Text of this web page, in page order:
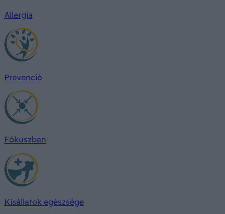
Allergia
Prevenció
Fókuszban
Kisállatok egészsége